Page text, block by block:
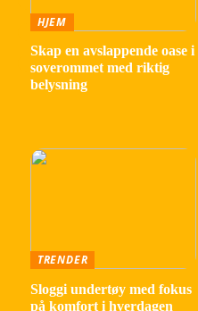
HJEM
Skap en avslappende oase i
soverommet med riktig
belysning
TRENDER
Sloggi undertøy med fokus
på komfort i hverdagen